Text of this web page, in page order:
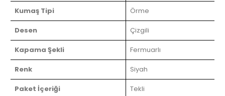
Kumaş Tipi Örme
Desen Çizgili
Kapama Şekli Fermuarlı
Renk Siyah
Paket İçeriği Tekli